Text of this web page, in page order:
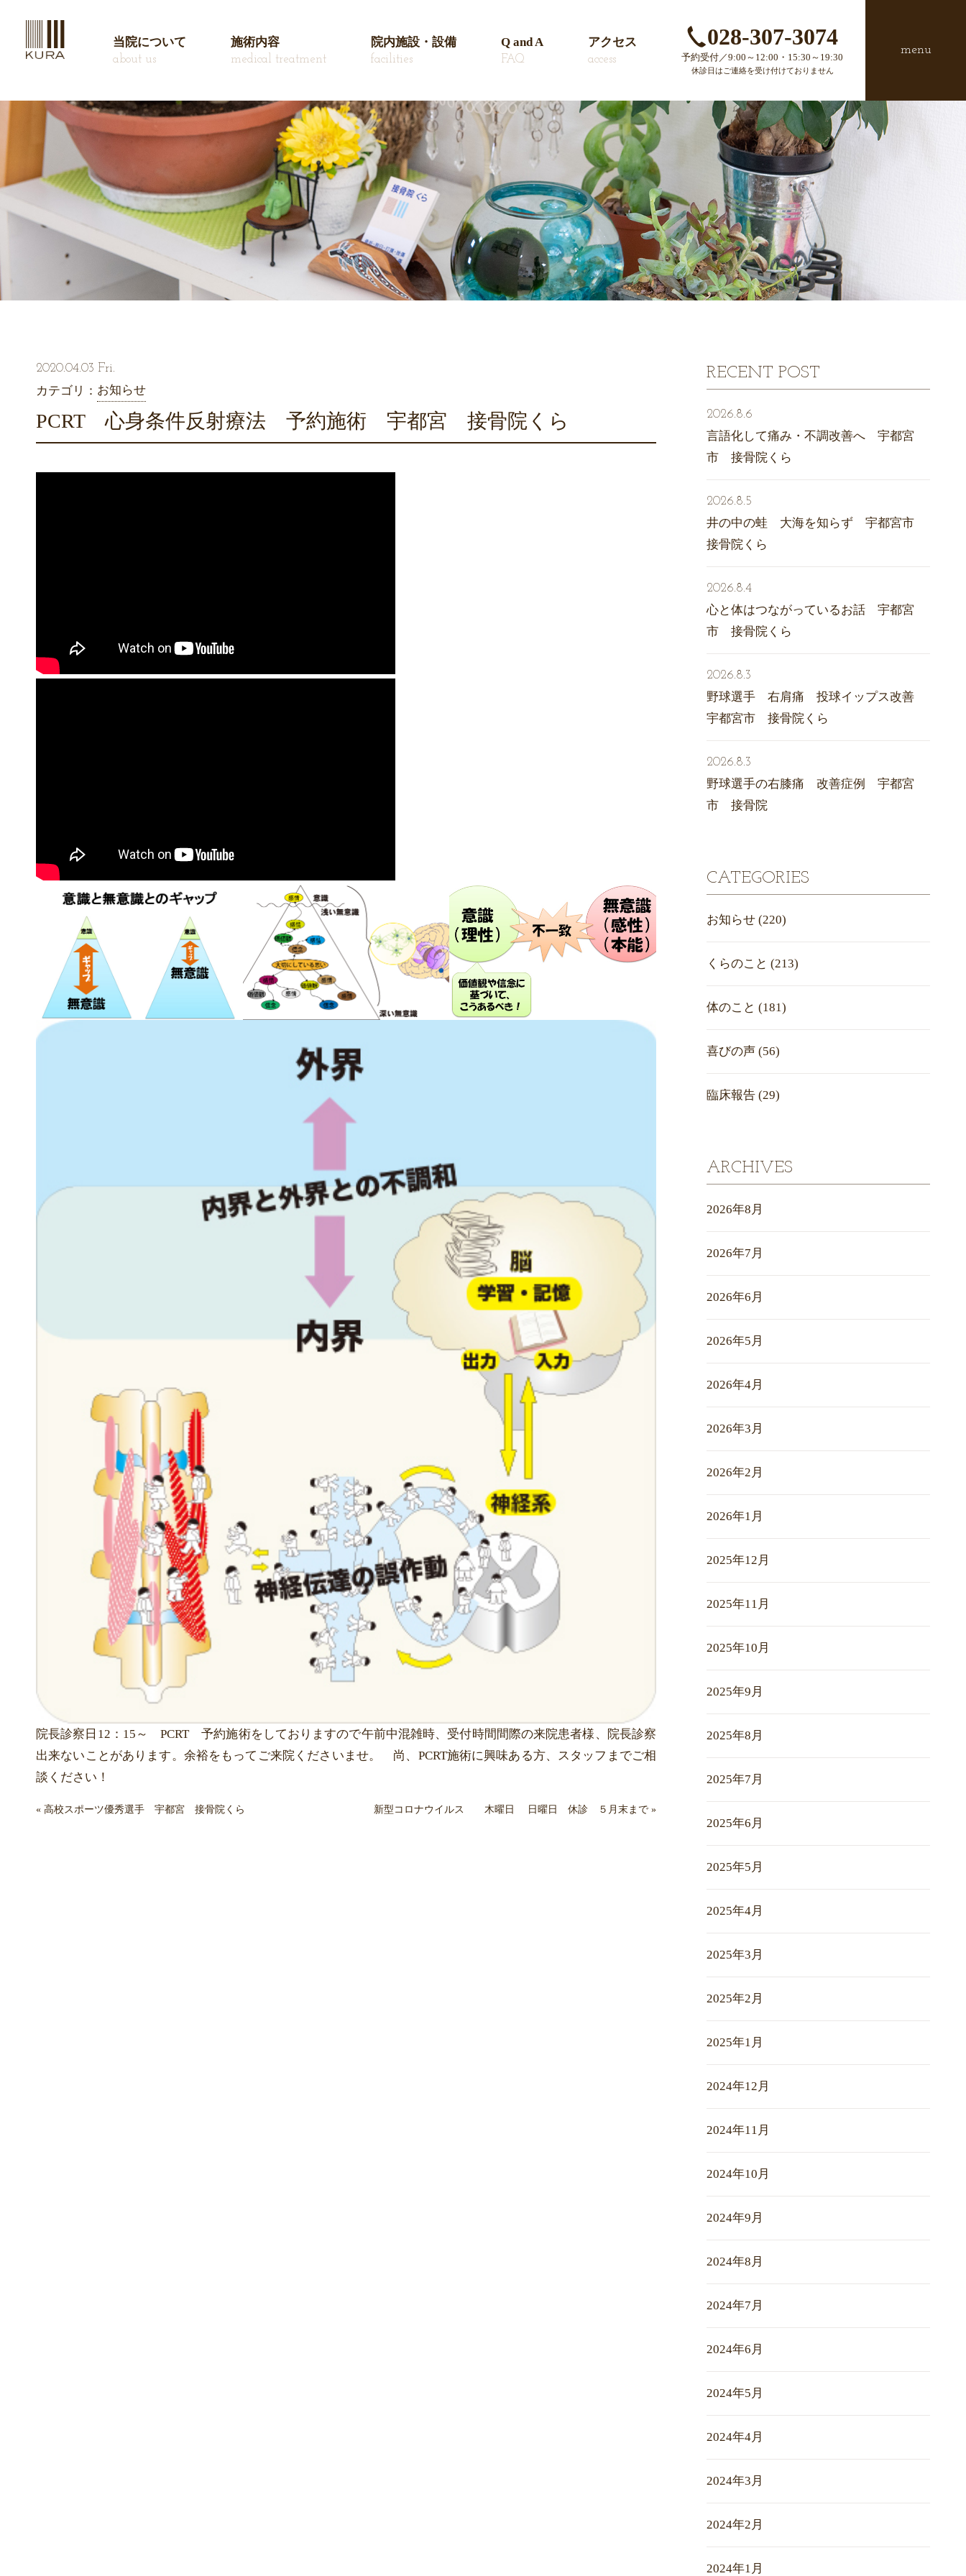
当院について
about us
施術内容
medical treatment
院内施設・設備
facilities
Q and A
FAQ
アクセス
access
028-307-3074
予約受付／9:00～12:00・15:30～19:30
休診日はご連絡を受け付けておりません
menu
2020.04.03 Fri.
カテゴリ： お知らせ
PCRT 心身条件反射療法 予約施術 宇都宮 接骨院くら
院長診察日12：15～ PCRT 予約施術をしておりますので午前中混雑時、受付時間間際の来院患者様、院長診察
出来ないことがあります。余裕をもってご来院くださいませ。 尚、PCRT施術に興味ある方、スタッフまでご相
談ください！
« 高校スポーツ優秀選手 宇都宮 接骨院くら 新型コロナウイルス 木曜日 日曜日 休診 ５月末まで »
RECENT POST
言語化して痛み・不調改善へ 宇都宮
市 接骨院くら
2026.8.6
井の中の蛙 大海を知らず 宇都宮市
接骨院くら
2026.8.5
心と体はつながっているお話 宇都宮
市 接骨院くら
2026.8.4
野球選手 右肩痛 投球イップス改善
宇都宮市 接骨院くら
2026.8.3
野球選手の右膝痛 改善症例 宇都宮
市 接骨院
2026.8.3
CATEGORIES
お知らせ (220)
くらのこと (213)
体のこと (181)
喜びの声 (56)
臨床報告 (29)
ARCHIVES
2026年8月
2026年7月
2026年6月
2026年5月
2026年4月
2026年3月
2026年2月
2026年1月
2025年12月
2025年11月
2025年10月
2025年9月
2025年8月
2025年7月
2025年6月
2025年5月
2025年4月
2025年3月
2025年2月
2025年1月
2024年12月
2024年11月
2024年10月
2024年9月
2024年8月
2024年7月
2024年6月
2024年5月
2024年4月
2024年3月
2024年2月
2024年1月